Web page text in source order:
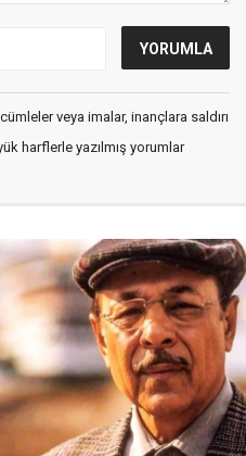
veya imalar, inançlara saldırı
harflerle yazılmış yorumlar